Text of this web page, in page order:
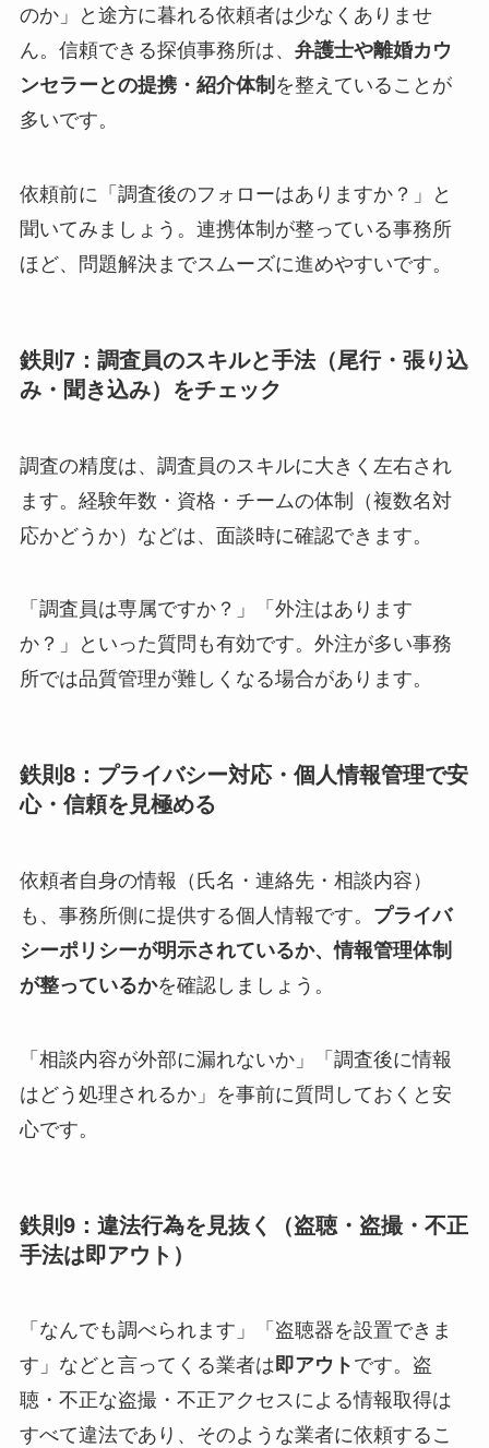
のか」と途方に暮れる依頼者は少なくありませ
ん。信頼できる探偵事務所は、 弁護士や離婚カウ
ンセラーとの提携・紹介体制 を整えていることが
多いです。
依頼前に「調査後のフォローはありますか？」と
聞いてみましょう。連携体制が整っている事務所
ほど、問題解決までスムーズに進めやすいです。
鉄則7：調査員のスキルと手法（尾行・張り込
み・聞き込み）をチェック
調査の精度は、調査員のスキルに大きく左右され
ます。経験年数・資格・チームの体制（複数名対
応かどうか）などは、面談時に確認できます。
「調査員は専属ですか？」「外注はあります
か？」といった質問も有効です。外注が多い事務
所では品質管理が難しくなる場合があります。
鉄則8：プライバシー対応・個人情報管理で安
心・信頼を見極める
依頼者自身の情報（氏名・連絡先・相談内容）
も、事務所側に提供する個人情報です。 プライバ
シーポリシーが明示されているか、情報管理体制
が整っているかを確認しましょう。
「相談内容が外部に漏れないか」「調査後に情報
はどう処理されるか」を事前に質問しておくと安
心です。
鉄則9：違法行為を見抜く（盗聴・盗撮・不正
手法は即アウト）
「なんでも調べられます」「盗聴器を設置できま
す」などと言ってくる業者は即アウト です。盗
聴・不正な盗撮・不正アクセスによる情報取得は
すべて違法であり、そのような業者に依頼するこ